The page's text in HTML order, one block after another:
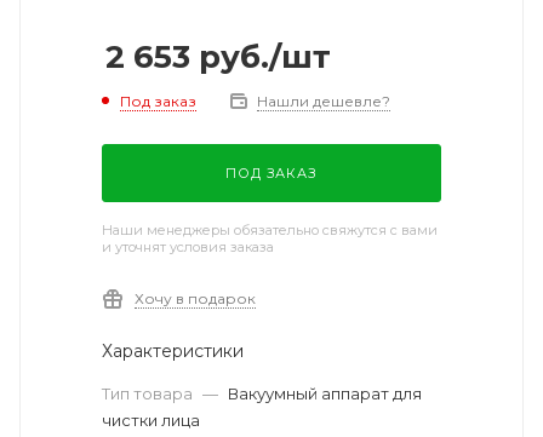
2 653 руб./шт
Под заказ Нашли дешевле?
ПОД ЗАКАЗ
Наши менеджеры обязательно свяжутся с вами
и уточнят условия заказа
Хочу в подарок
Характеристики
Тип товара — Вакуумный аппарат для
чистки лица